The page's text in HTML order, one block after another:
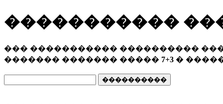
�����������
��� ����������� ����������
������� ������� ����� 7+3 �